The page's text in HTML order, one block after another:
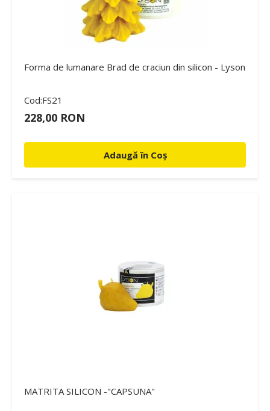
Forma de lumanare Brad de craciun din silicon - Lyson
Cod:FS21
228,00 RON
Adaugă în Coș
MATRITA SILICON -"CAPSUNA"